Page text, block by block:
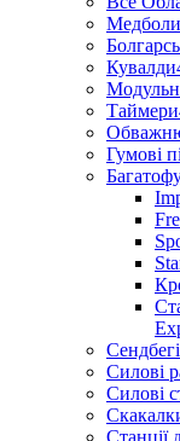
Медболи
Кувалди
Таймери
Гумові
Сендбегі
Силові
Силові
Станції